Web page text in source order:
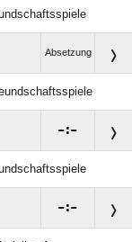
Absetzung
:
: